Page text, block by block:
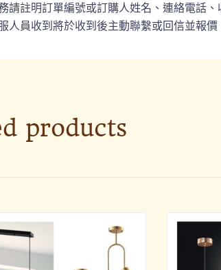
請註明訂單編號或訂購人姓名、連絡電話
人員收到將於收到後主動聯繫或回信並報
products